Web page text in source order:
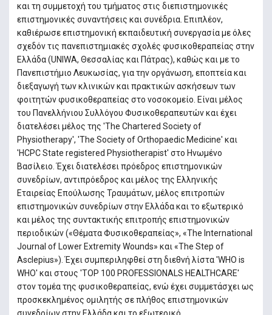
και τη συμμετοχή του τμήματος στις διεπιστημονικές
επιστημονικές συναντήσεις και συνέδρια. Επιπλέον,
καθιέρωσε επιστημονική εκπαιδευτική συνεργασία με όλες
σχεδόν τις πανεπιστημιακές σχολές φυσικοθεραπείας στην
Ελλάδα (UNIWA, Θεσσαλίας και Πάτρας), καθώς και με το
Πανεπιστήμιο Λευκωσίας, για την οργάνωση, εποπτεία και
διεξαγωγή των κλινικών και πρακτικών ασκήσεων των
φοιτητών φυσικοθεραπείας στο νοσοκομείο. Είναι μέλος
του Πανελλήνιου Συλλόγου Φυσικοθεραπευτών και έχει
διατελέσει μέλος της 'The Chartered Society of
Physiotherapy', 'The Society of Orthopaedic Medicine' και
'HCPC State registered Physiotherapist' στο Ηνωμένο
Βασίλειο. Έχει διατελέσει πρόεδρος επιστημονικών
συνεδρίων, αντιπρόεδρος και μέλος της Ελληνικής
Εταιρείας Επούλωσης Τραυμάτων, μέλος επιτροπών
επιστημονικών συνεδρίων στην Ελλάδα και το εξωτερικό
και μέλος της συντακτικής επιτροπής επιστημονικών
περιοδικών («Θέματα Φυσικοθεραπείας», «The International
Journal of Lower Extremity Wounds» και «The Step of
Asclepius»). Έχει συμπεριληφθεί στη διεθνή λίστα 'WHO is
WHO' και στους 'TOP 100 PROFESSIONALS HEALTHCARE'
στον τομέα της φυσικοθεραπείας, ενώ έχει συμμετάσχει ως
προσκεκλημένος ομιλητής σε πλήθος επιστημονικών